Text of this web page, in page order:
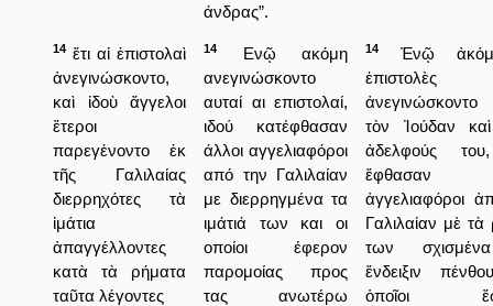
άνδρας”.
14 ἔτι αἱ ἐπιστολαὶ
ἀνεγινώσκοντο,
καὶ ἰδοὺ ἄγγελοι
ἕτεροι
παρεγένοντο ἐκ
τῆς Γαλιλαίας
διερρηχότες τὰ
ἱμάτια
ἀπαγγέλλοντες
κατὰ τὰ ρήματα
ταῦτα λέγοντες
14
Ενῷ ακόμη
ανεγινώσκοντο
αυταί αι επιστολαί,
ιδού κατέφθασαν
άλλοι αγγελιαφόροι
από την Γαλιλαίαν
με διερρηγμένα τα
ιμάτιά των και οι
οποίοι έφερον
παρομοίας προς
τας ανωτέρω
14
Ἐνῷ
ἐπιστολὲς
τὸν Ἰούδαν
ἀδελφούς
ἔφθασαν
ἀγγελιαφόροι
Γαλιλαίαν μὲ τὰ
των
ἔνδειξιν
ὁποῖοι